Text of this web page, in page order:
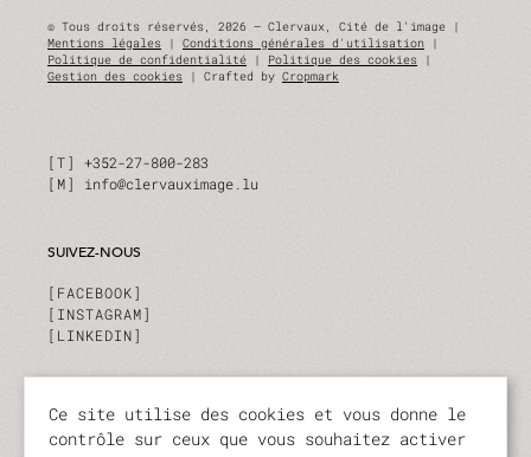
© Tous droits réservés, 2026 — Clervaux, Cité de l'image |
Mentions légales | Conditions générales d'utilisation |
Politique de confidentialité | Politique des cookies |
Gestion des cookies | Crafted by Cropmark
T
+352-27-800-283
M
info@clervauximage.lu
SUIVEZ-NOUS
FACEBOOK
INSTAGRAM
LINKEDIN
INSCRIVEZ-VOUS À NOTRE NEWSLETTER
Restez à tout moment informé sur nos activités et
Ce site utilise des cookies et vous donne le
contrôle sur ceux que vous souhaitez activer